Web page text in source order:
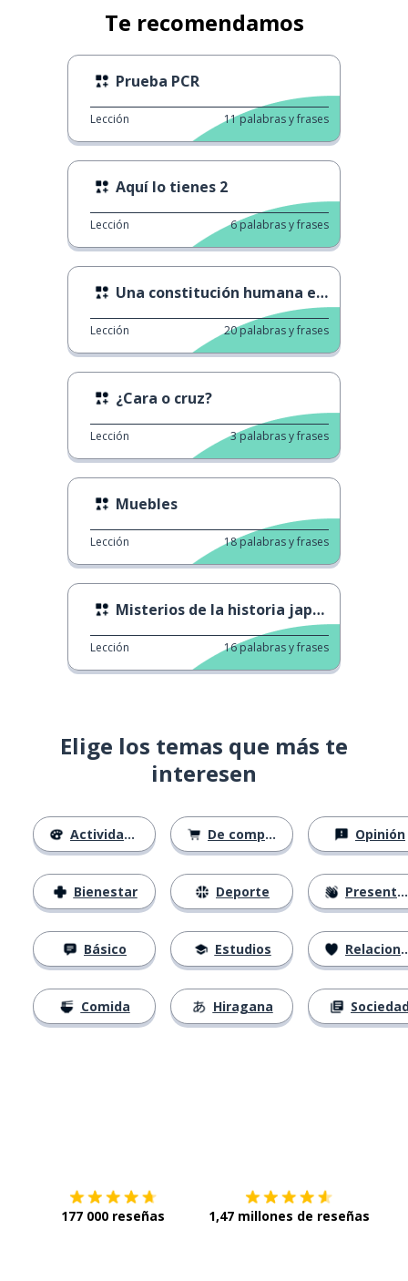
Te recomendamos
Prueba PCR
Lección 11palabras y frases
Aquí lo tienes 2
Lección 6palabras y frases
Una constitución humana especial
Lección 20palabras y frases
¿Cara o cruz?
Lección 3palabras y frases
Muebles
Lección 18palabras y frases
Misterios de la historia japonesa
Lección 16palabras y frases
Elige los temas que más te
interesen
Actividades
Bienestar
Básico
Comida
De compras
Deporte
Estudios
Hiragana
Opinión
Presentación
Relaciones
177 000 reseñas 1,47 millones de reseñas